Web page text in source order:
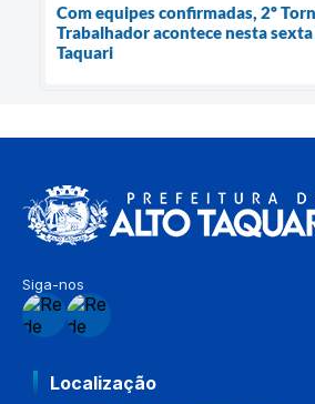
Com equipes confirmadas, 2º
Trabalhador acontece nesta
Taquari
Siga-nos
Localização